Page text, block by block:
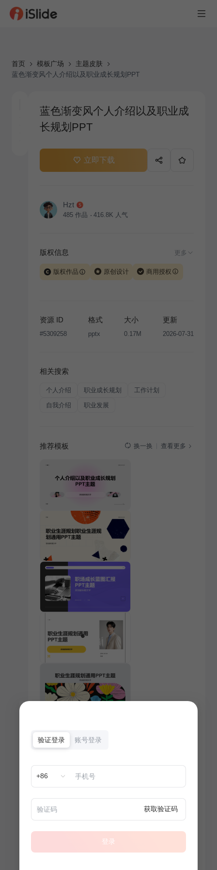
首页 模板广场
主题皮肤
蓝色渐变风个人介绍以及职业成长规划PPT
蓝色渐变风个人介绍以及职业成
长规划PPT
立即下载
Hzt
485 作品 416.8K 人气
版权信息 更多
版权作品 原创设计 商用授权
版权声明
条款，禁止任何形式的转让、出售或出租，未
经投权许可任何人不得擅自转载和分发，否则将接照我
资源 ID
#5309258
格式
pptx
大小
0.17M
更新
2026-07-31
相关搜索
个人介绍 职业成长规划 工作计划
自我介绍 职业发展
推荐模板 换一换 查看更多
验证登录 账号登录
+86
获取验证码
登录